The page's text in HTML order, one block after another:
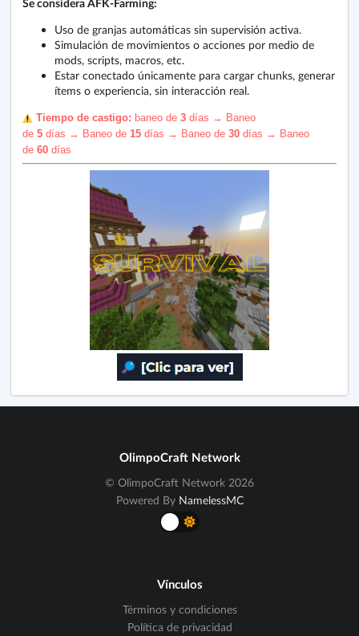
Se considera AFK-Farming:
Uso de granjas automáticas sin supervisión activa.
Simulación de movimientos o acciones por medio de
mods, scripts, macros, etc.
Estar conectado únicamente para cargar chunks, generar
ítems o experiencia, sin interacción real.
️ Tiempo de castigo: baneode3 días → Baneo
de 5 días → Baneo de 15 días → Baneo de 30 días → Baneo
de 60 días
OlimpoCraft Network
© OlimpoCraft Network 2026
Powered By NamelessMC
Vínculos
Términos y condiciones
Política de privacidad